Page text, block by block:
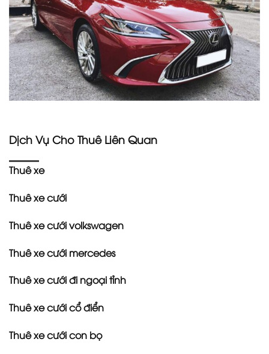
Dịch Vụ Cho Thuê Liên Quan
Thuê xe
Thuê xe cưới
Thuê xe cưới volkswagen
Thuê xe cưới mercedes
Thuê xe cưới đi ngoại tỉnh
Thuê xe cưới cổ điển
Thuê xe cưới con bọ